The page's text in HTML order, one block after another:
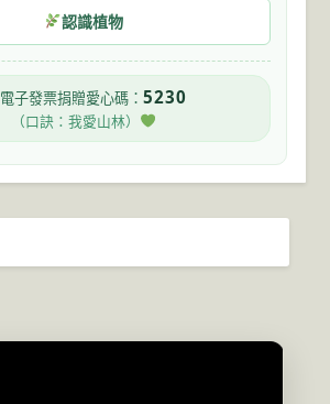
認識植物
電子發票捐贈愛心碼： 5230
（口訣：我愛山林）